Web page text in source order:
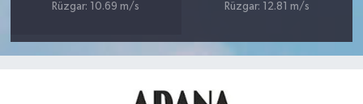
Rüzgar: 10.69 m/s
Rüzgar: 12.81 m/s